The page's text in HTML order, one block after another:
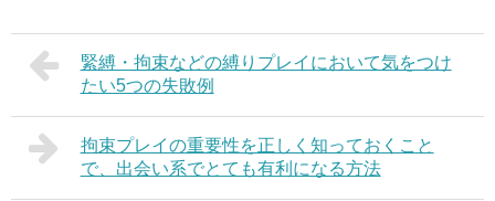
緊縛・拘束などの縛りプレイにおいて気をつけ
たい5つの失敗例
拘束プレイの重要性を正しく知っておくこと
で、出会い系でとても有利になる方法